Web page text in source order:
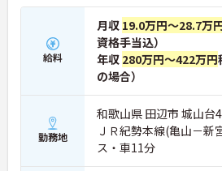
給料
月収 19.0万円～28.7万
資格手当込）
年収 280万円～422万円
の場合）
勤務地
和歌山県 田辺市 城山台
ＪＲ紀勢本線(亀山－新
ス・車11分